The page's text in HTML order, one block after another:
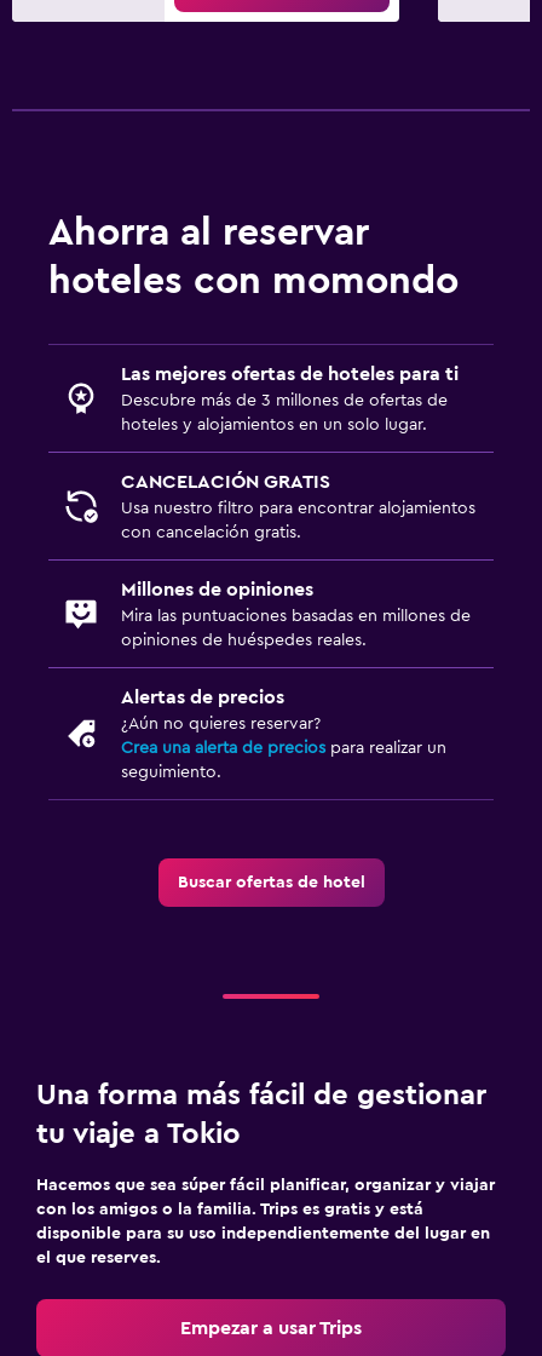
Ahorra al reservar
hoteles con momondo
Las mejores ofertas de hoteles para ti
Descubre más de 3 millones de ofertas de
hoteles y alojamientos en un solo lugar.
CANCELACIÓN GRATIS
Usa nuestro filtro para encontrar alojamientos
con cancelación gratis.
Millones de opiniones
Mira las puntuaciones basadas en millones de
opiniones de huéspedes reales.
Alertas de precios
¿Aún no quieres reservar?
Crea una alerta de precios para realizar un
seguimiento.
Buscar ofertas de hotel
Una forma más fácil de gestionar
tu viaje a Tokio
Hacemos que sea súper fácil planificar, organizar y viajar
con los amigos o la familia. Trips es gratis y está
disponible para su uso independientemente del lugar en
el que reserves.
Empezar a usar Trips